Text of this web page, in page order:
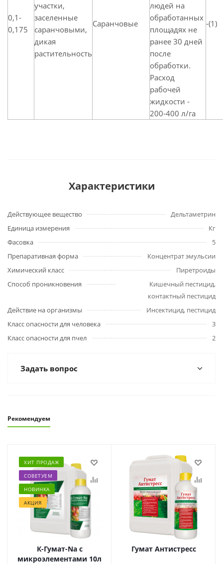
0,1-
0,175
участки,
заселенные
саранчовыми,
дикая
растительность
Саранчовые
людей на
обработанных
площадях не
ранее 30 дней
после
обработки.
Расход
рабочей
жидкости -
200-400 л/га
-(1)
Характеристики
Действующее вещество
Дельтаметрин
Единица измерения
Кг
Фасовка
5
Препаративная форма
Концентрат эмульсии
Химический класс
Пиретроиды
Способ проникновения
Кишечный пестицид,
контактный пестицид
Действие на организмы
Инсектицид, пестицид
Класс опасности для человека
3
Класс опасности для пчел
2
Задать вопрос
Рекомендуем
ХИТ ПРОДАЖ
СОВЕТУЕМ
НОВИНКА
АКЦИЯ
К-Гумат-Na с
микроэлементами 10л
Гумат Антистресс